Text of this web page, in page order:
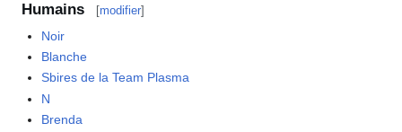
Humains [modifier]
Noir
Blanche
Sbires de la Team Plasma
N
Brenda